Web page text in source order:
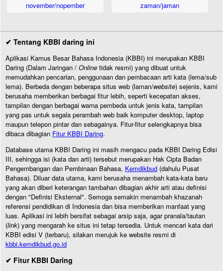
november/nopember
zaman/jaman
✔ Tentang KBBI daring ini
Aplikasi Kamus Besar Bahasa Indonesia (KBBI) ini merupakan KBBI
Daring (Dalam Jaringan / Online tidak resmi) yang dibuat untuk
memudahkan pencarian, penggunaan dan pembacaan arti kata (lema/sub
lema). Berbeda dengan beberapa situs web (laman/website) sejenis, kami
berusaha memberikan berbagai fitur lebih, seperti kecepatan akses,
tampilan dengan berbagai warna pembeda untuk jenis kata, tampilan
yang pas untuk segala perambah web baik komputer desktop, laptop
maupun telepon pintar dan sebagainya. Fitur-fitur selengkapnya bisa
dibaca dibagian Fitur KBBI Daring.
Database utama KBBI Daring ini masih mengacu pada KBBI Daring Edisi
III, sehingga isi (kata dan arti) tersebut merupakan Hak Cipta Badan
Pengembangan dan Pembinaan Bahasa, Kemdikbud (dahulu Pusat
Bahasa). Diluar data utama, kami berusaha menambah kata-kata baru
yang akan diberi keterangan tambahan dibagian akhir arti atau definisi
dengan "Definisi Eksternal". Semoga semakin menambah khazanah
referensi pendidikan di Indonesia dan bisa memberikan manfaat yang
luas. Aplikasi ini lebih bersifat sebagai arsip saja, agar pranala/tautan
(link) yang mengarah ke situs ini tetap tersedia. Untuk mencari kata dari
KBBI edisi V (terbaru), silakan merujuk ke website resmi di
kbbi.kemdikbud.go.id
✔ Fitur KBBI Daring